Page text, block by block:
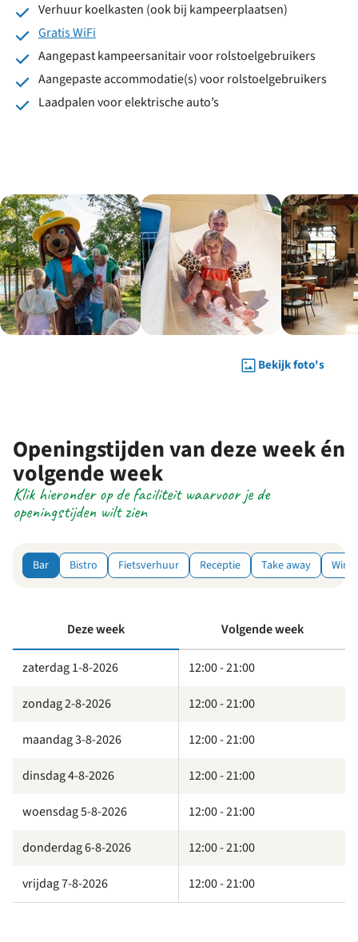
Verhuur koelkasten (ook bij kampeerplaatsen)
Gratis WiFi
Aangepast kampeersanitair voor rolstoelgebruikers
Aangepaste accommodatie(s) voor rolstoelgebruikers
Laadpalen voor elektrische auto’s
Bekijk foto's
Openingstijden van deze week én
volgende week
Klik hieronder op de faciliteit waarvoor je de
openingstijden wilt zien
Bar Bistro Fietsverhuur Receptie Take away
Deze week Volgende week
zaterdag 1-8-2026 12:00 - 21:00
zondag 2-8-2026 12:00 - 21:00
maandag 3-8-2026 12:00 - 21:00
dinsdag 4-8-2026 12:00 - 21:00
woensdag 5-8-2026 12:00 - 21:00
donderdag 6-8-2026 12:00 - 21:00
vrijdag 7-8-2026 12:00 - 21:00